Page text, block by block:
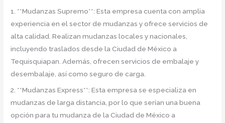
1. **Mudanzas Supremo**: Esta empresa cuenta con amplia
experiencia en el sector de mudanzas y ofrece servicios de
alta calidad. Realizan mudanzas locales y nacionales,
incluyendo traslados desde la Ciudad de México a
Tequisquiapan. Además, ofrecen servicios de embalaje y
desembalaje, así como seguro de carga.
2. **Mudanzas Express**: Esta empresa se especializa en
mudanzas de larga distancia, por lo que serían una buena
opción para tu mudanza de la Ciudad de México a